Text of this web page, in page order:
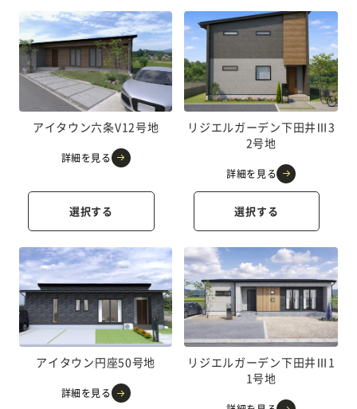
アイタウン六条V12号地
詳細を見る
選択する
リジエルガーデン下田井Ⅲ3
2号地
詳細を見る
選択する
アイタウン円座50号地
詳細を見る
リジエルガーデン下田井Ⅲ1
1号地